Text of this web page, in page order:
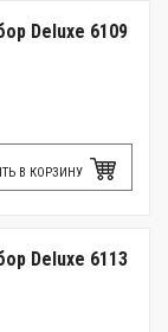
Deluxe 6109
В КОРЗИНУ
Deluxe 6113